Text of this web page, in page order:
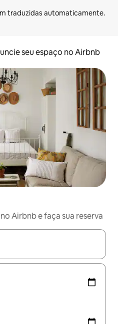
seu espaço no Airbnb
Airbnb e faça sua reserva
disponíveis, explore-os